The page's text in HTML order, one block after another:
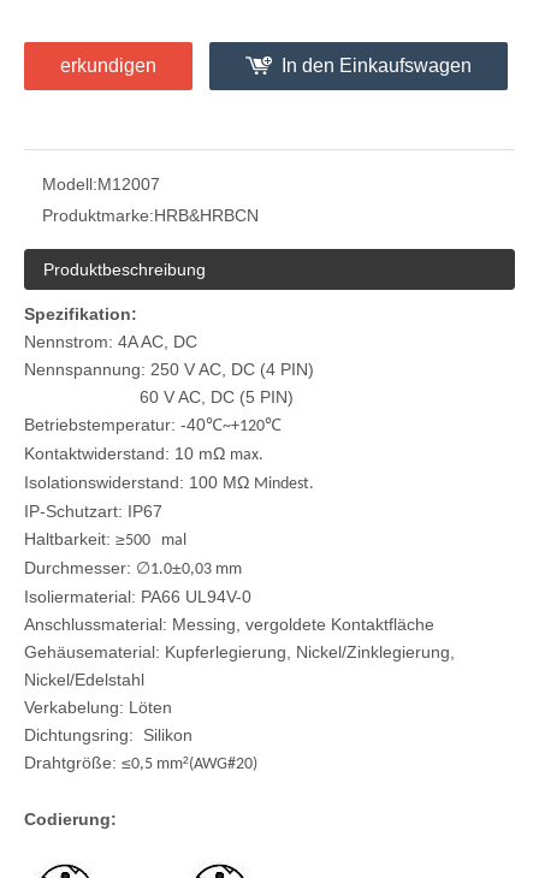
M12 A-Kodierung Freestyle-Montage-Rundsteckverbinder, 6-8-polig, mit Abschirmung
erkundigen In den Einkaufswagen
Modell:M12007
Produktmarke:HRB&HRBCN
Produktbeschreibung
Spezifikation:
Nennstrom: 4A AC, DC
Nennspannung: 250 V AC, DC (4 PIN)
60 V AC, DC (5 PIN)
Betriebstemperatur: -40℃~+120℃
Kontaktwiderstand: 10 mΩ max.
Isolationswiderstand: 100 MΩ Mindest.
IP-Schutzart: IP67
Haltbarkeit: ≥500 mal
Durchmesser: ∅1.0±0,03 mm
Isoliermaterial: PA66 UL94V-0
Anschlussmaterial: Messing, vergoldete Kontaktfläche
Gehäusematerial: Kupferlegierung, Nickel/Zinklegierung,
Nickel/Edelstahl
Verkabelung: Löten
Dichtungsring: Silikon
Drahtgröße: ≤0,5 mm²(AWG#20)
Codierung: